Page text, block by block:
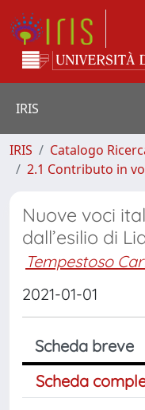
IRIS
IRIS Catalogo
2.1 Contributo in
Nuove voci
dall’esilio di
Tempestoso
2021-01-01
Scheda breve
Scheda